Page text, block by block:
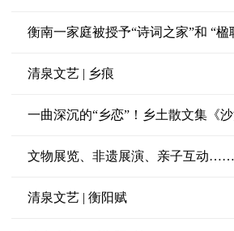
衡南一家庭被授予“诗词之家”和 “
清泉文艺 | 乡痕
一曲深沉的“乡恋”！乡土散文集《
文物展览、非遗展演、亲子互动
清泉文艺 | 衡阳赋